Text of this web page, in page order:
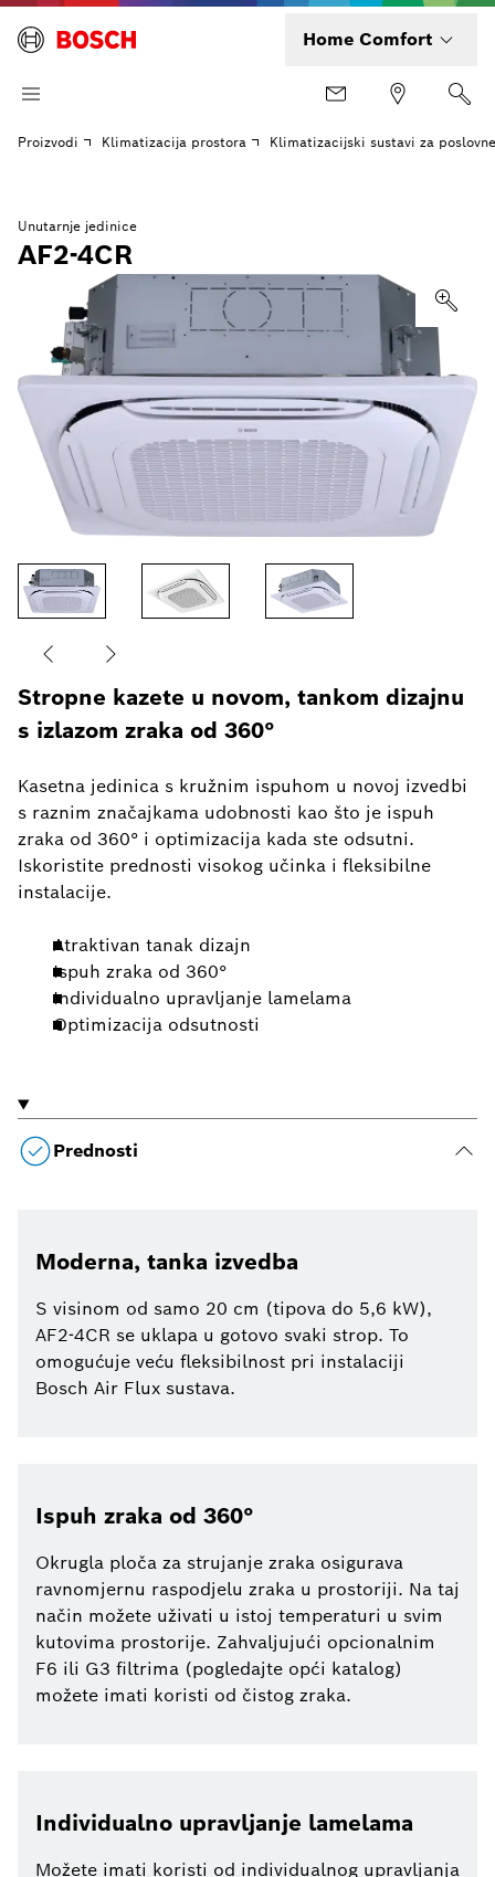
Home Comfort
Proizvodi Klimatizacija prostora Klimatizacijski sustavi za
Unutarnje jedinice
AF2-4CR
Stropne kazete u novom, tankom dizajnu
s izlazom zraka od 360°
Kasetna jedinica s kružnim ispuhom u novoj izvedbi
s raznim značajkama udobnosti kao što je ispuh
zraka od 360° i optimizacija kada ste odsutni.
Iskoristite prednosti visokog učinka i fleksibilne
instalacije.
Atraktivan tanak dizajn
Ispuh zraka od 360°
Individualno upravljanje lamelama
Optimizacija odsutnosti
Prednosti
Moderna, tanka izvedba
S visinom od samo 20 cm (tipova do 5,6 kW),
AF2-4CR se uklapa u gotovo svaki strop. To
omogućuje veću fleksibilnost pri instalaciji
Bosch Air Flux sustava.
Ispuh zraka od 360°
Okrugla ploča za strujanje zraka osigurava
ravnomjernu raspodjelu zraka u prostoriji. Na taj
način možete uživati u istoj temperaturi u svim
kutovima prostorije. Zahvaljujući opcionalnim
F6 ili G3 filtrima (pogledajte opći katalog)
možete imati koristi od čistog zraka.
Individualno upravljanje lamelama
Možete imati koristi od individualnog upravljanja